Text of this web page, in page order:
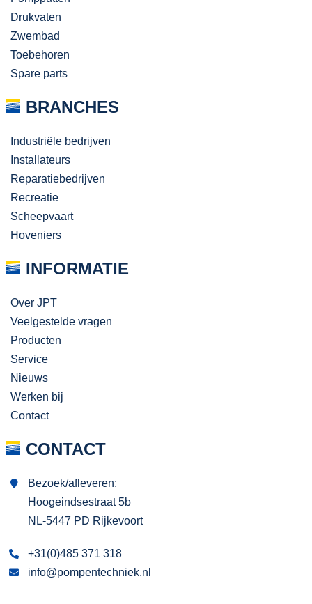
Drukvaten
Zwembad
Toebehoren
Spare parts
BRANCHES
Industriële bedrijven
Installateurs
Reparatiebedrijven
Recreatie
Scheepvaart
Hoveniers
INFORMATIE
Over JPT
Veelgestelde vragen
Producten
Service
Nieuws
Werken bij
Contact
CONTACT
Bezoek/afleveren:
Hoogeindsestraat 5b
NL-5447 PD Rijkevoort
+31(0)485 371 318
info@pompentechniek.nl